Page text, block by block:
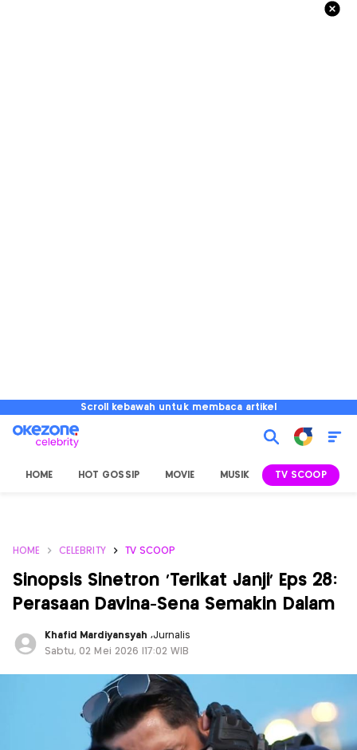
Scroll kebawah untuk membaca artikel
HOME HOT GOSSIP MOVIE MUSIK TV SCOOP
HOME CELEBRITY TV SCOOP
Sinopsis Sinetron 'Terikat Janji' Eps 28:
Perasaan Davina-Sena Semakin Dalam
Khafid Mardiyansyah ,Jurnalis
Sabtu, 02 Mei 2026 |17:02 WIB